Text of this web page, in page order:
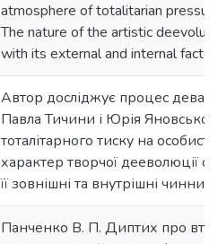
atmosphere of totalitarian
The nature of the artistic
with its external and internal
Автор досліджує процес
Павла Тичини і Юрія
тоталітарного тиску на
характер творчої дееволюції
її зовнішні та внутрішні
Панченко В. П. Диптих про